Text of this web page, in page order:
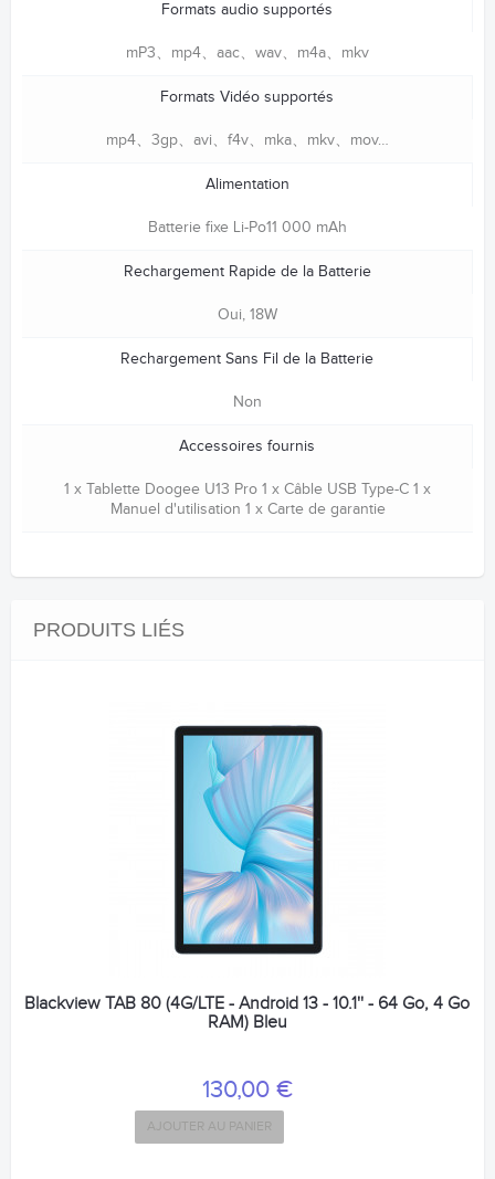
Formats audio supportés
mP3、mp4、aac、wav、m4a、mkv
Formats Vidéo supportés
mp4、3gp、avi、f4v、mka、mkv、mov…
Alimentation
Batterie fixe Li-Po11 000 mAh
Rechargement Rapide de la Batterie
Oui, 18W
Rechargement Sans Fil de la Batterie
Non
Accessoires fournis
1 x Tablette Doogee U13 Pro 1 x Câble USB Type-C 1 x
Manuel d'utilisation 1 x Carte de garantie
PRODUITS LIÉS
Blackview TAB 80 (4G/LTE - Android 13 - 10.1'' - 64 Go, 4 Go
RAM) Bleu
130,00 €
AJOUTER AU PANIER